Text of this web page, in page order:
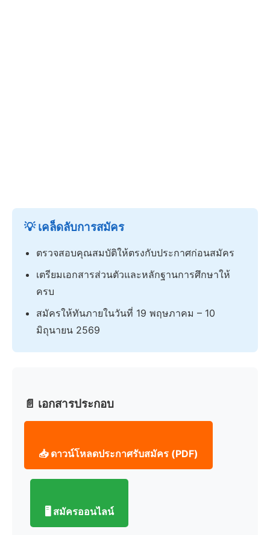
💡 เคล็ดลับการสมัคร
ตรวจสอบคุณสมบัติให้ตรงกับประกาศก่อนสมัคร
เตรียมเอกสารส่วนตัวและหลักฐานการศึกษาให้
ครบ
สมัครให้ทันภายในวันที่ 19 พฤษภาคม – 10
มิถุนายน 2569
📄 เอกสารประกอบ
📥 ดาวน์โหลดประกาศรับสมัคร (PDF)
🖥️ สมัครออนไลน์